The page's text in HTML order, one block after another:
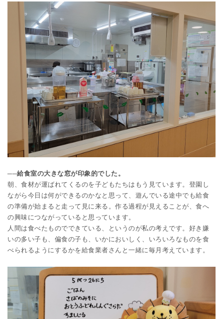
──給食室の大きな窓が印象的でした。
朝、食材が運ばれてくるのを子どもたちはもう見ています。登園し
ながら今日は何ができるのかなと思って、遊んでいる途中でも給食
の準備が始まると走って見に来る。作る過程が見えることが、食へ
の興味につながっていると思っています。
人間は食べたものでできている、というのが私の考えです。好き嫌
いの多い子も、偏食の子も、いかにおいしく、いろいろなものを食
べられるようにするかを給食業者さんと一緒に毎月考えています。